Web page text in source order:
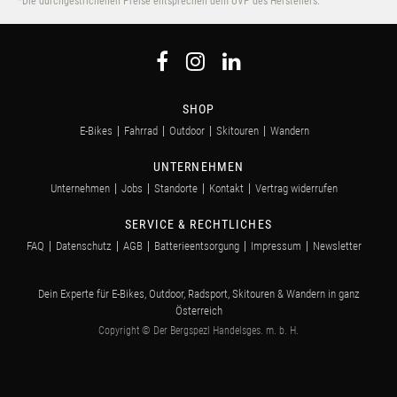
SHOP
E-Bikes Fahrrad Outdoor Skitouren Wandern
UNTERNEHMEN
Unternehmen Jobs Standorte Kontakt Vertrag widerrufen
SERVICE & RECHTLICHES
FAQ Datenschutz AGB Batterieentsorgung Impressum Newsletter
Dein Experte für E-Bikes, Outdoor, Radsport, Skitouren & Wandern in ganz
Österreich
Copyright © Der Bergspezl Handelsges. m. b. H.